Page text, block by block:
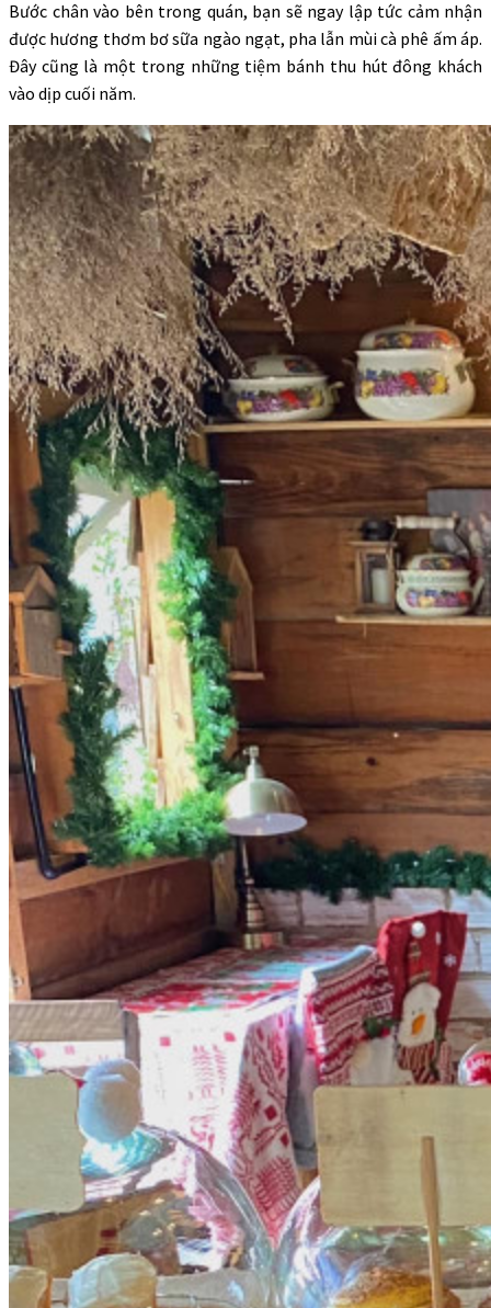
Bước chân vào bên trong quán, bạn sẽ ngay lập tức cảm nhận
được hương thơm bơ sữa ngào ngạt, pha lẫn mùi cà phê ấm áp.
Đây cũng là một trong những tiệm bánh thu hút đông khách
vào dịp cuối năm.